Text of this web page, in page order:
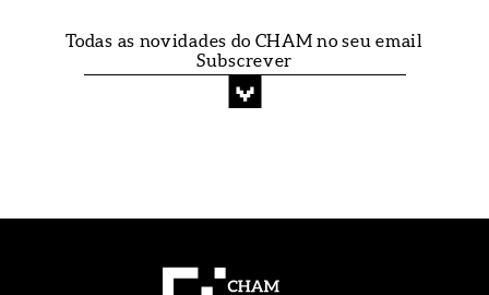
Todas as novidades do CHAM no seu email
Subscrever